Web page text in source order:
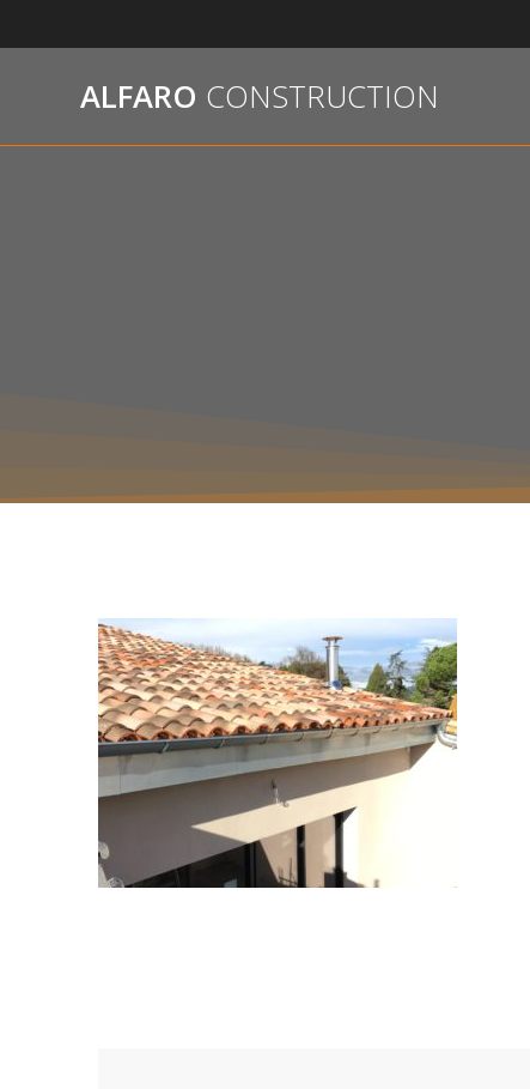
au
ALFARO CONSTRUCTION